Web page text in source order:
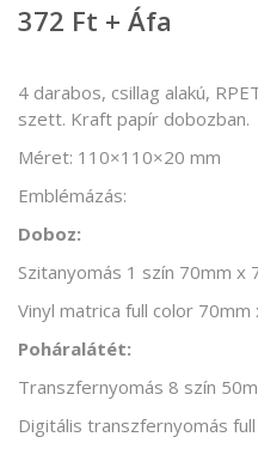
372 Ft + Áfa
4 darabos, csillag alakú,
szett. Kraft papír dobozban.
Méret: 110×110×20 mm
Emblémázás:
Doboz:
Szitanyomás 1 szín 70mm x
Vinyl matrica full color 70mm
Poháralátét:
Transzfernyomás 8 szín
Digitális transzfernyomás